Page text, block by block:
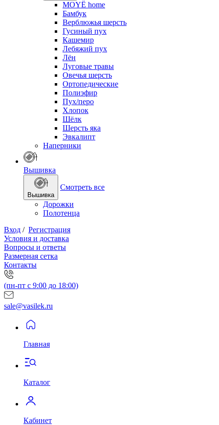
MOYЁ home
Бамбук
Верблюжья шерсть
Гусиный пух
Кашемир
Лебяжий пух
Лён
Луговые травы
Овечья шерсть
Ортопедические
Полиэфир
Пух/перо
Хлопок
Шёлк
Шерсть яка
Эвкалипт
Наперники
Вышивка
Вышивка
Смотреть все
Дорожки
Полотенца
Вход / Регистрация
Условия и доставка
Вопросы и ответы
Размерная сетка
Контакты
(пн-пт с 9:00 до 18:00)
sale@vasilek.ru
Главная
Каталог
Кабинет